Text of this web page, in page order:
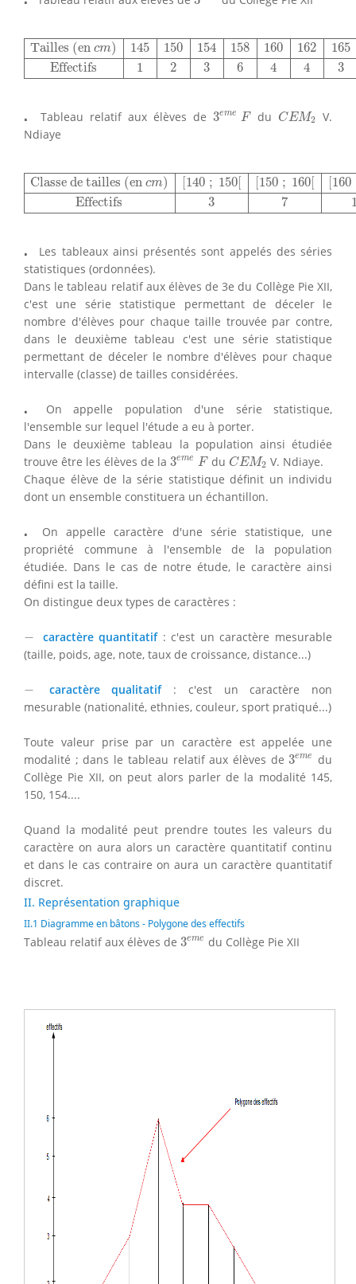
Tailles (en cm) 145 150 154 158 160 162
165
Effectifs
1 2 3 6 4 4 3
Tailles (encm)145150154158160162165166Effectifs
⋅⋅ Tableau relatif aux élèves de 3eme F
3em eF du CEM2
CEM2
V.
Ndiaye
Classe de tailles (en cm) [140 ; 150[ [150 ; 160[ [160
Effectifs
3 7
Classe de tailles (encm)[140;150[[150;160[[160;
⋅⋅
Les tableaux ainsi présentés sont appelés des séries
statistiques (ordonnées).
Dans le tableau relatif aux élèves de 3e du Collège Pie XII,
c'est une série statistique permettant de déceler le
nombre d'élèves pour chaque taille trouvée par contre,
dans le deuxième tableau c'est une série statistique
permettant de déceler le nombre d'élèves pour chaque
intervalle (classe) de tailles considérées.
⋅⋅
On appelle population d'une série statistique,
l'ensemble sur lequel l'étude a eu à porter.
Dans le deuxième tableau la population ainsi étudiée
trouve être les élèves de la 3eme F
3emeFdu CEM2
CEM2 V. Ndiaye.
Chaque élève de la série statistique définit un individu
dont un ensemble constituera un échantillon.
⋅⋅
On appelle caractère d'une série statistique, une
propriété commune à l'ensemble de la population
étudiée. Dans le cas de notre étude, le caractère ainsi
défini est la taille.
On distingue deux types de caractères :
− caractère quantitatif: c'est un caractère mesurable
(taille, poids, age, note, taux de croissance, distance...)
− caractère qualitatif : c'est un caractère non
mesurable (nationalité, ethnies, couleur, sport pratiqué...)
Toute valeur prise par un caractère est appelée une
modalité ; dans le tableau relatif aux élèves de3eme
3em e
du
Collège Pie XII, on peut alors parler de la modalité 145,
150, 154....
Quand la modalité peut prendre toutes les valeurs du
caractère on aura alors un caractère quantitatif continu
et dans le cas contraire on aura un caractère quantitatif
discret.
II. Représentation graphique
II.1 Diagramme en bâtons - Polygone des effectifs
Tableau relatif aux élèves de 3eme
3em e
du Collège Pie XII